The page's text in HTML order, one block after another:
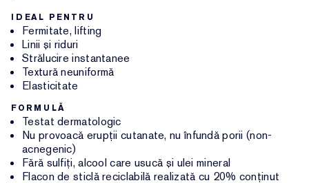
IDEAL PENTRU
Fermitate, lifting
Linii și riduri
Strălucire instantanee
Textură neuniformă
Elasticitate
FORMULĂ
Testat dermatologic
Nu provoacă erupții cutanate, nu înfundă porii (non-
acnegenic)
Fără sulfiți, alcool care usucă și ulei mineral
Flacon de sticlă reciclabilă realizată cu 20% conținut